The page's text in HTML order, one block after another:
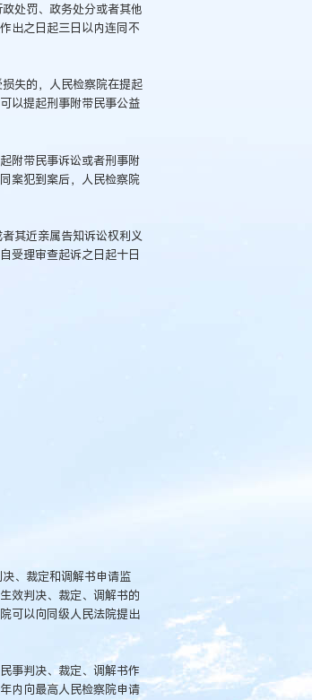
处罚、政务处分或者其他
出之日起三日以内连同不
失的，人民检察院在提起
以提起刑事附带民事公益
附带民事诉讼或者刑事附
案犯到案后，人民检察院
其近亲属告知诉讼权利义
受理审查起诉之日起十日
、裁定和调解书申请监
效判决、裁定、调解书的
可以向同级人民法院提出
事判决、裁定、调解书作
内向最高人民检察院申请